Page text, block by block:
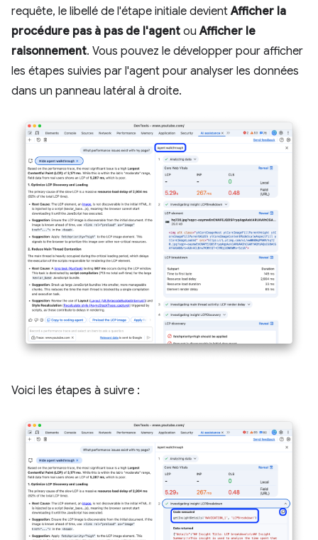
requête, le libellé de l'étape initiale devientAfficher la
procédure pas à pas de l'agent ouAfficher le
raisonnement. Vous pouvez le développer pour afficher
les étapes suivies par l'agent pour analyser les données
dans un panneau latéral à droite.
Voici les étapes à suivre :